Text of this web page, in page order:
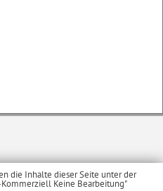
die Inhalte dieser Seite unter der